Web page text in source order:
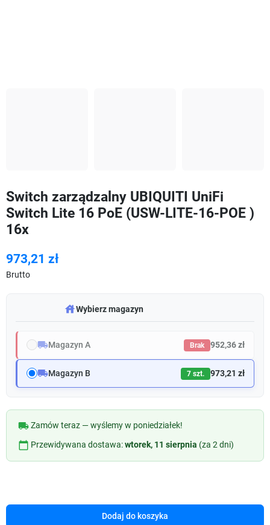
Switch zarządzalny UBIQUITI UniFi
Switch Lite 16 PoE (USW-LITE-16-POE )
16x
973,21 zł
Brutto
warehouseWybierz magazyn
local_shippingMagazyn A Brak 952,36 zł
local_shippingMagazyn B 7 szt. 973,21 zł
local_shippingZamów teraz — wyślemy w poniedziałek!
calendar_today Przewidywana dostawa:wtorek, 11 sierpnia (za 2 dni)
Dodaj do koszyka